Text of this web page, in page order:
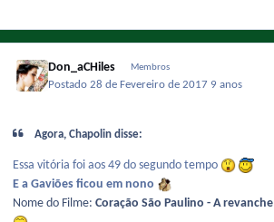
Don_aCHiles Membros
Postado28 de Fevereiro de 2017 9 anos
Agora, Chapolin disse:
Essa vitória foi aos 49 do segundo tempo
E a Gaviões ficou em nono
Nome do Filme: Coração São Paulino - A revanche